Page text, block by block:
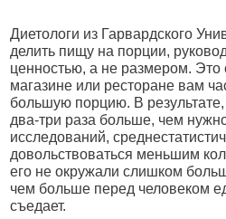
Диетологи из Гарвардского
делить пищу на порции,
ценностью, а не размером. Это
магазине или ресторане вам
большую порцию. В
два-три раза больше, чем
исследований,
довольствоваться меньшим
его не окружали слишком
чем больше перед человеком
съедает.